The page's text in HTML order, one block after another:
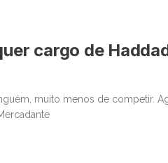
cargo de
muito menos de competir.